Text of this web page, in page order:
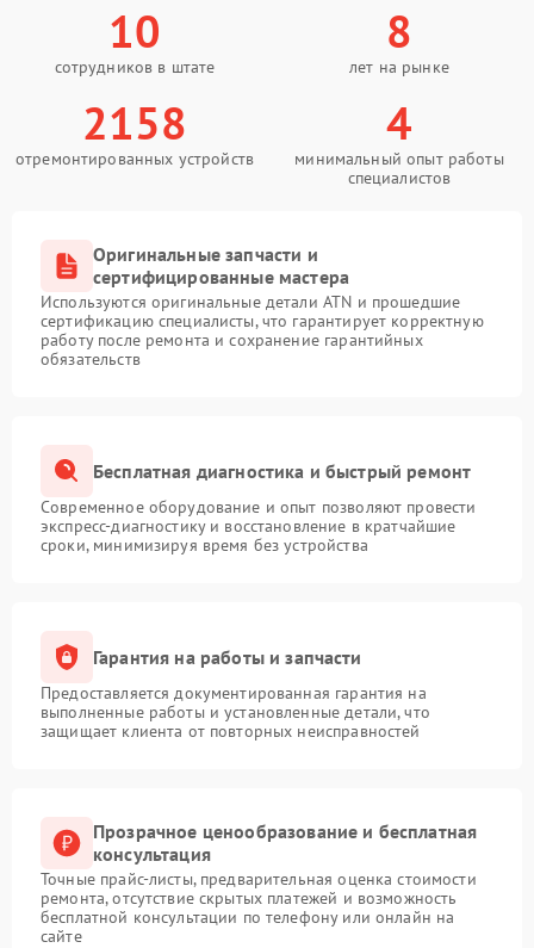
10
сотрудников в штате
8
лет на рынке
2158
отремонтированных устройств
4
минимальный опыт работы
специалистов
Оригинальные запчасти и
сертифицированные мастера
Используются оригинальные детали ATN и прошедшие
сертификацию специалисты, что гарантирует корректную
работу после ремонта и сохранение гарантийных
обязательств
Бесплатная диагностика и быстрый ремонт
Современное оборудование и опыт позволяют провести
экспресс-диагностику и восстановление в кратчайшие
сроки, минимизируя время без устройства
Гарантия на работы и запчасти
Предоставляется документированная гарантия на
выполненные работы и установленные детали, что
защищает клиента от повторных неисправностей
Прозрачное ценообразование и бесплатная
консультация
Точные прайс-листы, предварительная оценка стоимости
ремонта, отсутствие скрытых платежей и возможность
бесплатной консультации по телефону или онлайн на
сайте